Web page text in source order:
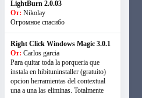
LightBurn 2.0.03
От: Nikolay
Огромное спасибо
Right Click Windows Magic 3.0.1
От: Carlos garcia
Para quitar toda la porqueria que
instala en hibituninstaller (gratuito)
opcion herramientas del contextual
una a una las eliminas. Totalmente